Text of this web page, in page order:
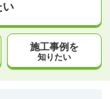
い
施工事例を
知りたい